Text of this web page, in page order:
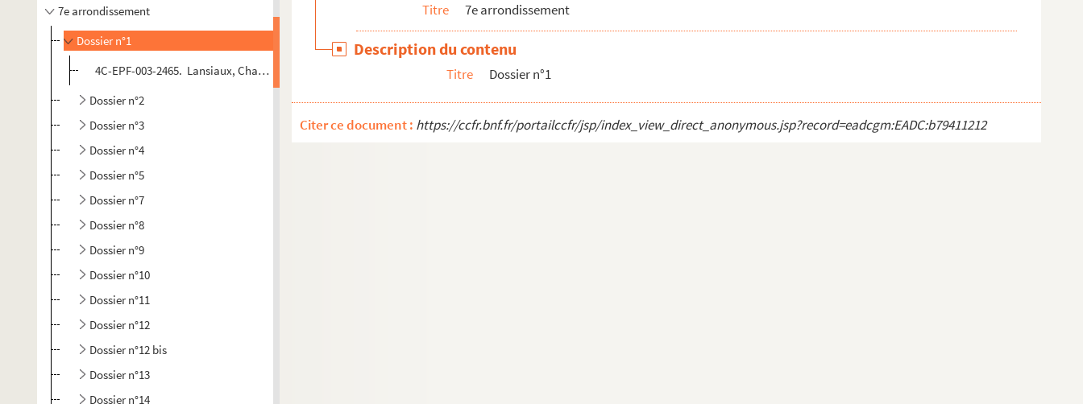
7e arrondissement
Dossier n°1
4C-EPF-003-2465. Lansiaux, Charles (Photographe) Paris. Immeuble à l'angle de la rue Albert de Lapparent et de la r...
Dossier n°2
Dossier n°3
Dossier n°4
Dossier n°5
Dossier n°7
Dossier n°8
Dossier n°9
Dossier n°10
Dossier n°11
Dossier n°12
Dossier n°12 bis
Dossier n°13
Dossier n°14
Titre 7e arrondissement
Description du contenu
Titre Dossier n°1
Citer ce document : https://ccfr.bnf.fr/portailccfr/jsp/index_view_direct_anonymous.jsp?record=eadcgm:EADC:b79411212